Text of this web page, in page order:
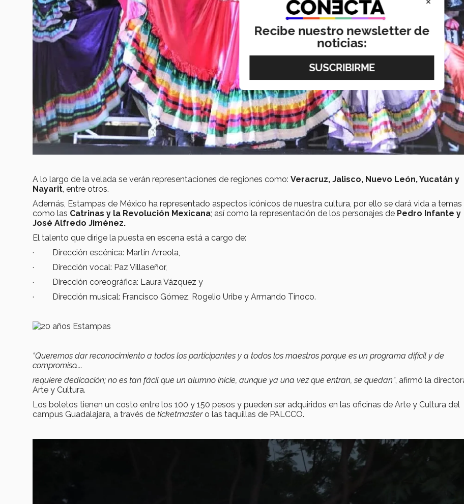
A lo largo de la velada se verán representaciones de regiones como: Veracruz, Jalisco, Nuevo León, Yucatán y
Nayarit, entre otros.
Además, Estampas de México ha representado aspectos icónicos de nuestra cultura, por ello se dará vida a temas
como las Catrinas y la Revolución Mexicana; así como la representación de los personajes de Pedro Infante y
José Alfredo Jiménez.
El talento que dirige la puesta en escena está a cargo de:
· Dirección escénica: Martín Arreola,
· Dirección vocal: Paz Villaseñor,
· Dirección coreográfica: Laura Vázquez y
· Dirección musical: Francisco Gómez, Rogelio Uribe y Armando Tinoco.
“Queremos dar reconocimiento a todos los participantes y a todos los maestros porque es un programa difícil y de
compromiso....
requiere dedicación; no es tan fácil que un alumno inicie, aunque ya una vez que entran, se quedan”, afirmó la
Arte y Cultura.
Los boletos tienen un costo entre los 100 y 150 pesos y pueden ser adquiridos en las oficinas de Arte y Cultura del
campus Guadalajara, a través de ticketmastero las taquillas de PALCCO.
Recibe nuestro newsletter de
noticias: